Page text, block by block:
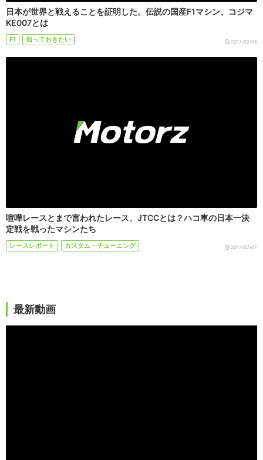
日本が世界と戦えることを証明した。伝説の国産F1マシン、コジマ
KE007とは
F1 知っておきたい 2017/02/06
喧嘩レースとまで言われたレース、JTCCとは？ハコ車の日本一決
定戦を戦ったマシンたち
レースレポート カスタム・チューニング 2017/07/07
最新動画